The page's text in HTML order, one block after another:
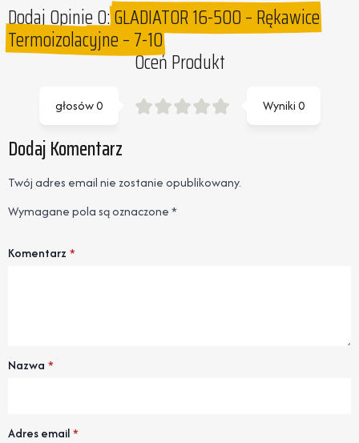
Dodaj Opinie O:GLADIATOR 16-500 – Rękawice
Termoizolacyjne – 7-10
Oceń Produkt
Wyniki0
głosów0
Dodaj Komentarz
Twój adres email nie zostanie opublikowany.
Wymagane pola są oznaczone*
Komentarz *
Nazwa *
Adres email*